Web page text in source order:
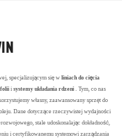
specjalizującym się w liniach do cięcia
folii i systemy układania rdzeni . Tym, co nas
własny, zaawansowany sprzęt do
Dane dotyczące rzeczywistej wydajności
stale udoskonalając dokładność,
i certyfikowanemu systemowi zarządzania